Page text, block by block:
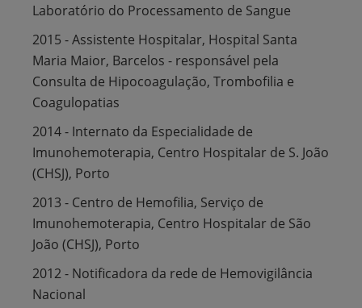
Laboratório do Processamento de Sangue
2015 - Assistente Hospitalar, Hospital Santa
Maria Maior, Barcelos - responsável pela
Consulta de Hipocoagulação, Trombofilia e
Coagulopatias
2014 - Internato da Especialidade de
Imunohemoterapia, Centro Hospitalar de S. João
(CHSJ), Porto
2013 - Centro de Hemofilia, Serviço de
Imunohemoterapia, Centro Hospitalar de São
João (CHSJ), Porto
2012 - Notificadora da rede de Hemovigilância
Nacional